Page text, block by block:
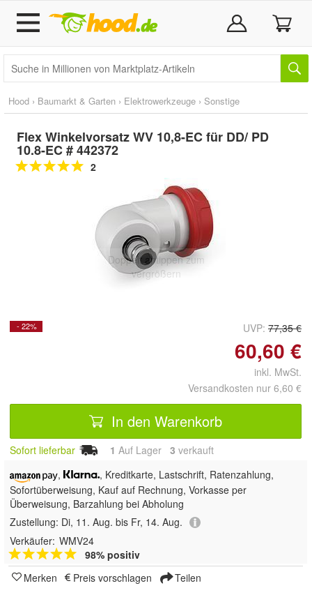
Hood › Baumarkt & Garten › Elektrowerkzeuge › Sonstige
Flex Winkelvorsatz WV 10,8-EC für DD/ PD
10.8-EC # 442372
2
Doppelt antippen zum
vergrößern
- 22% UVP: 77,35 €
60,60 €
inkl. MwSt.
Versandkosten nur 6,60 €
In den Warenkorb
Sofort lieferbar 1 Auf Lager 3 verkauft
,
, Kreditkarte, Lastschrift, Ratenzahlung,
Sofortüberweisung, Kauf auf Rechnung, Vorkasse per
Überweisung, Barzahlung bei Abholung
Zustellung: Di, 11. Aug. bis Fr, 14. Aug.
Verkäufer: WMV24
98% positiv
Merken
Preis vorschlagen Teilen